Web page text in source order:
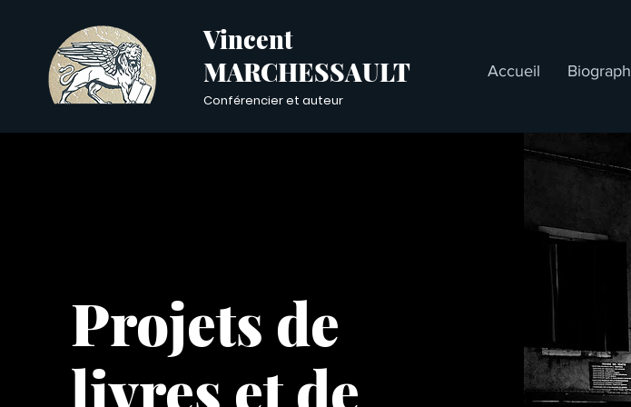
Vincent
MARCHESSAULT
Conférencier et auteur
Accueil
Projets de
livres et de